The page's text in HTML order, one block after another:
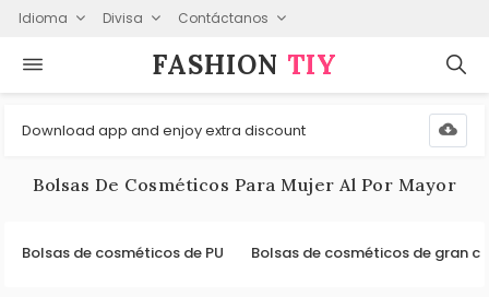
Idioma Divisa Contáctanos
FASHION⁠ TIY
Download app and enjoy extra discount
Bolsas De Cosméticos Para Mujer Al Por Mayor
Bolsas de cosméticos de PU Bolsas de cosméticos de gran